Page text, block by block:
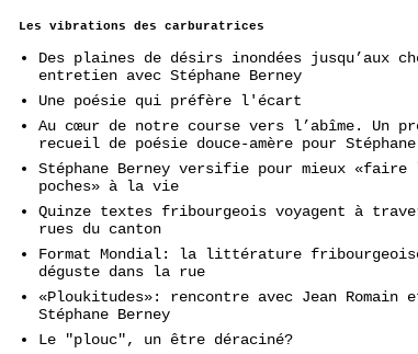
Les vibrations des carburatrices
Des plaines de désirs inondées jusqu’aux
entretien avec Stéphane Berney
Une poésie qui préfère l'écart
Au cœur de notre course vers l’abîme. Un
recueil de poésie douce-amère pour Stéphane
Stéphane Berney versifie pour mieux «faire
poches» à la vie
Quinze textes fribourgeois voyagent à
rues du canton
Format Mondial: la littérature
déguste dans la rue
«Ploukitudes»: rencontre avec Jean Romain
Stéphane Berney
Le "plouc", un être déraciné?